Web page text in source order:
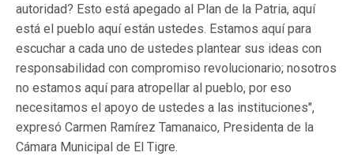
autoridad? Esto está apegado al Plan de la Patria, aquí
está el pueblo aquí están ustedes. Estamos aquí para
escuchar a cada uno de ustedes plantear sus ideas con
responsabilidad con compromiso revolucionario; nosotros
no estamos aquí para atropellar al pueblo, por eso
necesitamos el apoyo de ustedes a las instituciones",
expresó Carmen Ramírez Tamanaico, Presidenta de la
Cámara Municipal de El Tigre.